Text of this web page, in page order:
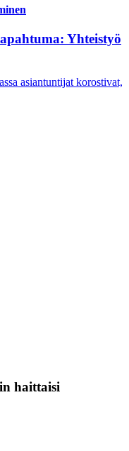
Yhteistyö
asiantuntijat korostivat,
haittaisi